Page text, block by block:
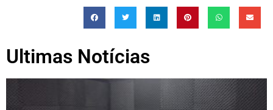
Ultimas Notícias